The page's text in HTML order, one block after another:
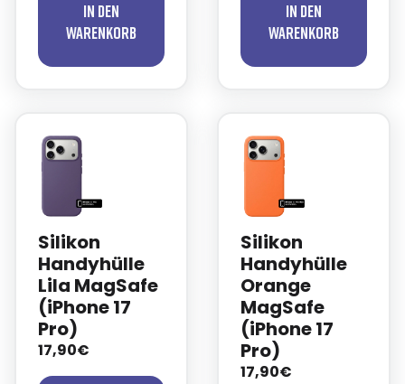
In den
Warenkorb
In den
Warenkorb
Silikon
Handyhülle
Lila MagSafe
(iPhone 17
Pro)
17,90€
Silikon
Handyhülle
Orange
MagSafe
(iPhone 17
Pro)
17,90€